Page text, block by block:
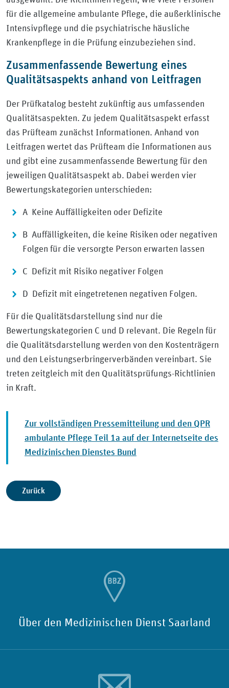
für die allgemeine ambulante Pflege, die außerklinische
Intensivpflege und die psychiatrische häusliche
Krankenpflege in die Prüfung einzubeziehen sind.
Zusammenfassende Bewertung eines
Qualitätsaspekts anhand von Leitfragen
Der Prüfkatalog besteht zukünftig aus umfassenden
Qualitätsaspekten. Zu jedem Qualitätsaspekt erfasst
das Prüfteam zunächst Informationen. Anhand von
Leitfragen wertet das Prüfteam die Informationen aus
und gibt eine zusammenfassende Bewertung für den
jeweiligen Qualitätsaspekt ab. Dabei werden vier
Bewertungskategorien unterschieden:
A Keine Auffälligkeiten oder Defizite
B Auffälligkeiten, die keine Risiken oder negativen
Folgen für die versorgte Person erwarten lassen
C Defizit mit Risiko negativer Folgen
D Defizit mit eingetretenen negativen Folgen.
Für die Qualitätsdarstellung sind nur die
Bewertungskategorien C und D relevant. Die Regeln für
die Qualitätsdarstellung werden von den Kostenträgern
und den Leistungserbringerverbänden vereinbart. Sie
treten zeitgleich mit den Qualitätsprüfungs-Richtlinien
in Kraft.
Zur vollständigen Pressemitteilung und den QPR
ambulante Pflege Teil 1a auf der Internetseite des
Medizinischen Dienstes Bund
Zurück
Über den Medizinischen Dienst Saarland